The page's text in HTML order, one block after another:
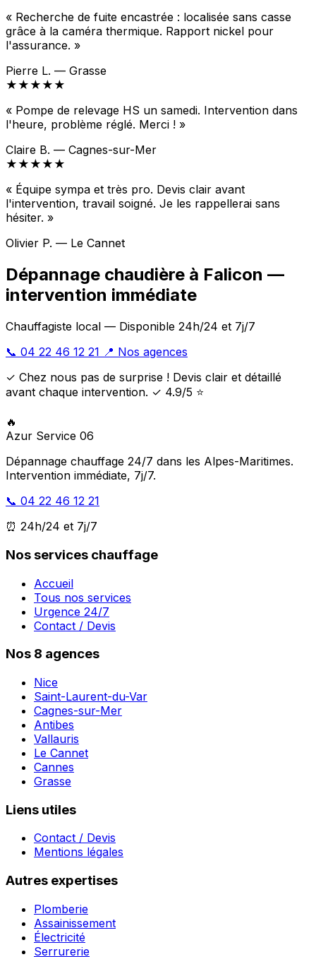
« Recherche de fuite encastrée : localisée sans casse
grâce à la caméra thermique. Rapport nickel pour
l'assurance. »
Pierre L. — Grasse
★★★★★
« Pompe de relevage HS un samedi. Intervention dans
l'heure, problème réglé. Merci ! »
Claire B. — Cagnes-sur-Mer
★★★★★
« Équipe sympa et très pro. Devis clair avant
l'intervention, travail soigné. Je les rappellerai sans
hésiter. »
Olivier P. — Le Cannet
Dépannage chaudière à Falicon —
intervention immédiate
Chauffagiste local — Disponible 24h/24 et 7j/7
📞 04 22 46 12 21 📍 Nos agences
✓ Chez nous pas de surprise ! Devis clair et détaillé
avant chaque intervention. ✓ 4.9/5 ⭐
🔥
Azur Service 06
Dépannage chauffage 24/7 dans les Alpes-Maritimes.
Intervention immédiate, 7j/7.
📞 04 22 46 12 21
⏰ 24h/24 et 7j/7
Nos services chauffage
Accueil
Tous nos services
Urgence 24/7
Contact / Devis
Nos 8 agences
Nice
Saint-Laurent-du-Var
Cagnes-sur-Mer
Antibes
Vallauris
Le Cannet
Cannes
Grasse
Liens utiles
Contact / Devis
Mentions légales
Autres expertises
Plomberie
Assainissement
Électricité
Serrurerie